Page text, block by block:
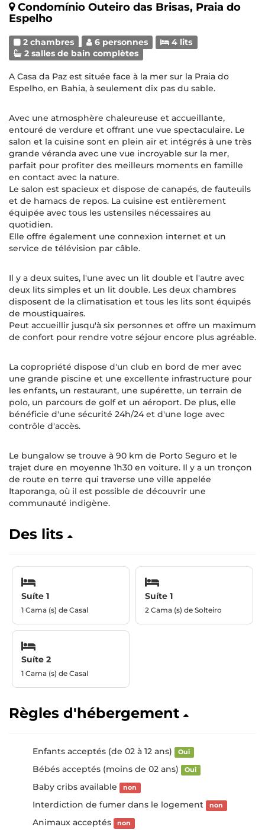
Condomínio Outeiro das Brisas, Praia do
Espelho
2 chambres 6 personnes
4 lits
2 salles de bain complètes
A Casa da Paz est située face à la mer sur la Praia do
Espelho, en Bahia, à seulement dix pas du sable.
Avec une atmosphère chaleureuse et accueillante,
entouré de verdure et offrant une vue spectaculaire. Le
salon et la cuisine sont en plein air et intégrés à une très
grande véranda avec une vue incroyable sur la mer,
parfait pour profiter des meilleurs moments en famille
en contact avec la nature.
Le salon est spacieux et dispose de canapés, de fauteuils
et de hamacs de repos. La cuisine est entièrement
équipée avec tous les ustensiles nécessaires au
quotidien.
Elle offre également une connexion internet et un
service de télévision par câble.
Il y a deux suites, l'une avec un lit double et l'autre avec
deux lits simples et un lit double. Les deux chambres
disposent de la climatisation et tous les lits sont équipés
de moustiquaires.
Peut accueillir jusqu'à six personnes et offre un maximum
de confort pour rendre votre séjour encore plus agréable.
La copropriété dispose d'un club en bord de mer avec
une grande piscine et une excellente infrastructure pour
les enfants, un restaurant, une supérette, un terrain de
polo, un parcours de golf et un aéroport. De plus, elle
bénéficie d'une sécurité 24h/24 et d'une loge avec
contrôle d'accès.
Le bungalow se trouve à 90 km de Porto Seguro et le
trajet dure en moyenne 1h30 en voiture. Il y a un tronçon
de route en terre qui traverse une ville appelée
Itaporanga, où il est possible de découvrir une
communauté indigène.
Des lits
Suíte 1
1 Cama (s) de Casal
Suíte 1
2 Cama (s) de Solteiro
Suíte 2
1 Cama (s) de Casal
Règles d'hébergement
Enfants acceptés (de 02 à 12 ans) Oui
Bébés acceptés (moins de 02 ans) Oui
Baby cribs available non
Interdiction de fumer dans le logement non
Animaux acceptés non